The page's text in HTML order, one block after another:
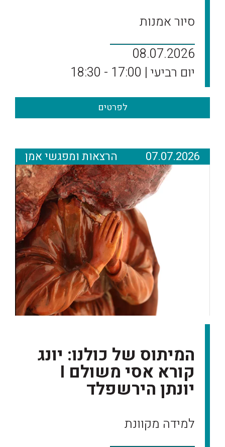
סיור אמנות
08.07.2026
יום רביעי | 17:00 - 18:30
לפרטים
07.07.2026 הרצאות ומפגשי אמן
המיתוס של כולנו: יונג
קורא אסי משולם I
יונתן הירשפלד
למידה מקוונת